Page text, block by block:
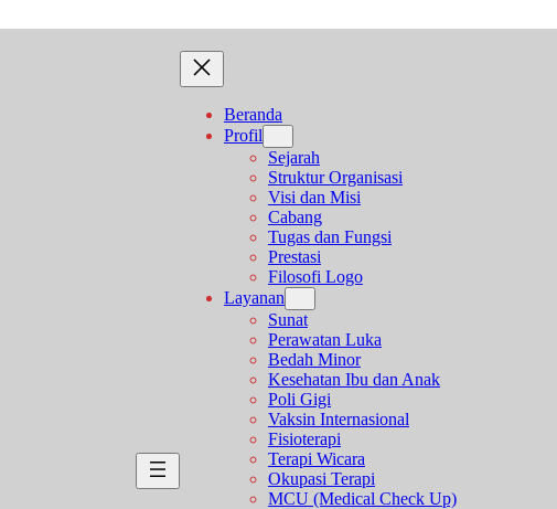
Beranda
Profil
Sejarah
Struktur Organisasi
Visi dan Misi
Cabang
Tugas dan Fungsi
Prestasi
Filosofi Logo
Layanan
Sunat
Perawatan Luka
Bedah Minor
Kesehatan Ibu dan Anak
Poli Gigi
Vaksin Internasional
Fisioterapi
Terapi Wicara
Okupasi Terapi
MCU (Medical Check Up)